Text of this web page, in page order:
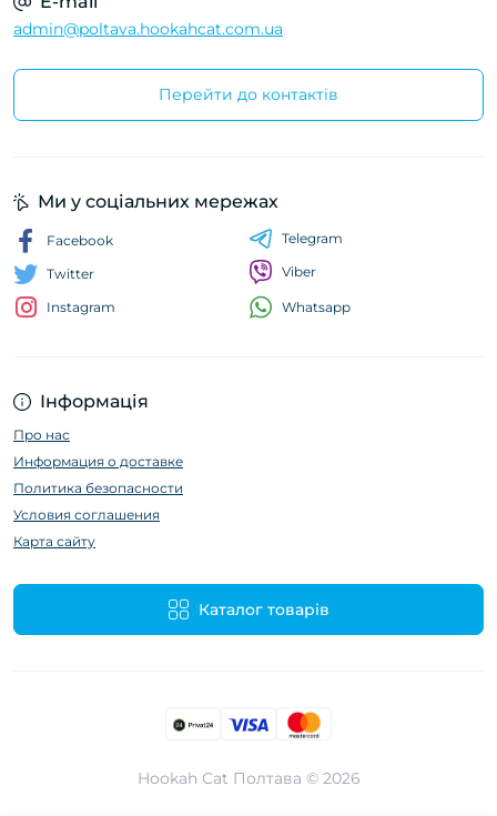
admin@poltava.hookahcat.com.ua
Перейти до контактів
Інформація
Про нас
Информация о доставке
Политика безопасности
Условия соглашения
Карта сайту
Каталог товарів
Ми у соціальних мережах
Facebook
Twitter
Instagram
Telegram
Viber
Whatsapp
Hookah Cat Полтава © 2026